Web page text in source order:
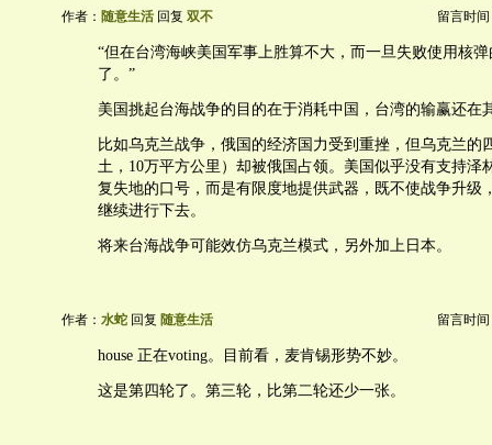
作者： 随意生活 回复 双不 留言时间
“但在台湾海峡美国军事上胜算不大，而一旦失败使用核
了。”
美国挑起台海战争的目的在于消耗中国，台湾的输赢还在
比如乌克兰战争，俄国的经济国力受到重挫，但乌克兰的
土，10万平方公里）却被俄国占领。美国似乎没有支持泽
复失地的口号，而是有限度地提供武器，既不使战争升级
继续进行下去。
将来台海战争可能效仿乌克兰模式，另外加上日本。
作者： 水蛇 回复 随意生活 留言时间
house 正在voting。目前看，麦肯锡形势不妙。
这是第四轮了。第三轮，比第二轮还少一张。